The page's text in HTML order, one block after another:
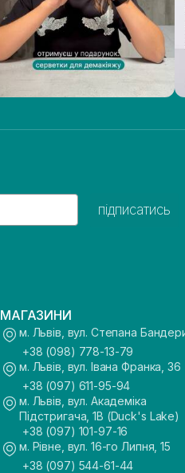
підписатись
МАГАЗИНИ
м. Львів, вул. Степана
+38 (098) 778-13-79
м. Львів, вул. Івана Франка, 36
+38 (097) 611-95-94
м. Львів, вул. Академіка
Підстригача, 1В (Duck's Lake)
+38 (097) 101-97-16
м. Рівне, вул. 16-го Липня, 15
+38 (097) 544-61-44